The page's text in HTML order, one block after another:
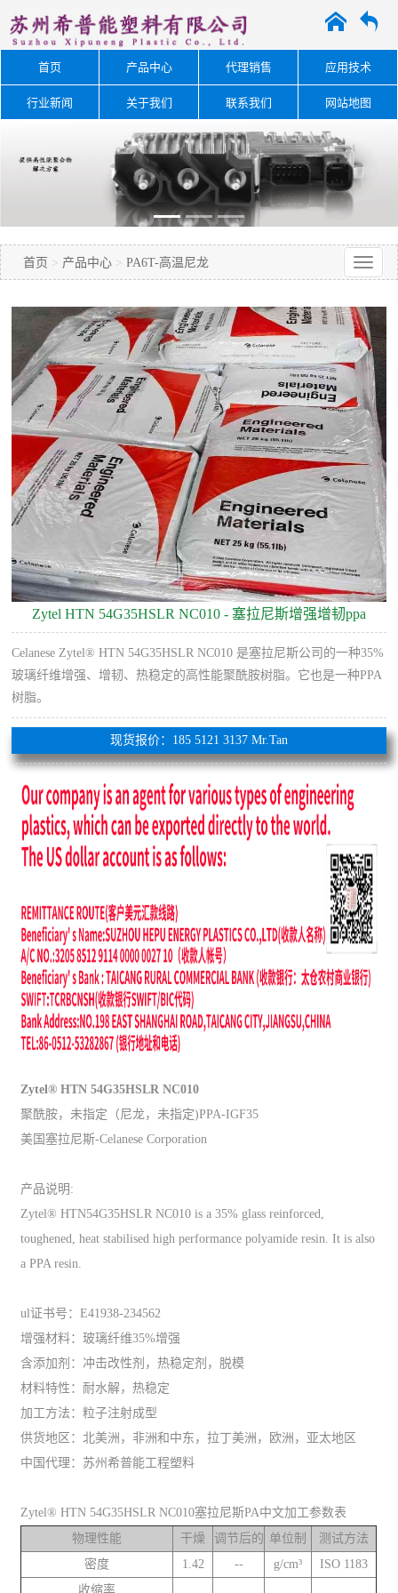
A O
首页 产品中心 代理销售 应用技术
行业新闻 关于我们 联系我们 网站地图
首页 > 产品中心 > PA6T-高温尼龙
Zytel HTN 54G35HSLR NC010 - 塞拉尼斯增强增韧ppa
Celanese Zytel® HTN 54G35HSLR NC010 是塞拉尼斯公司的一种35%
玻璃纤维增​​强、增韧、热稳定的高性能聚酰胺树脂。它也是一种PPA
树脂。
现货报价：185 5121 3137 Mr.Tan
Zytel® HTN 54G35HSLR NC010
聚酰胺，未指定（尼龙，未指定)PPA-IGF35
美国塞拉尼斯-Celanese Corporation
产品说明:
Zytel® HTN54G35HSLR NC010 is a 35% glass reinforced,
toughened, heat stabilised high performance polyamide resin. It is also
a PPA resin.
ul证书号：E41938-234562
增强材料：玻璃纤维35%增强
含添加剂：冲击改性剂，热稳定剂，脱模
材料特性：耐水解，热稳定
加工方法：粒子注射成型
供货地区：北美洲，非洲和中东，拉丁美洲，欧洲，亚太地区
中国代理：苏州希普能工程塑料
Zytel® HTN 54G35HSLR NC010塞拉尼斯PA中文加工参数表
物理性能
干燥 调节后的 单位制
测试方法
密度
1.42 -- g/cm³
ISO 1183
收缩率